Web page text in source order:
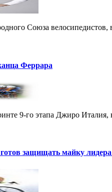
Союза
Феррара
9-го этапа Джиро
защищать майку